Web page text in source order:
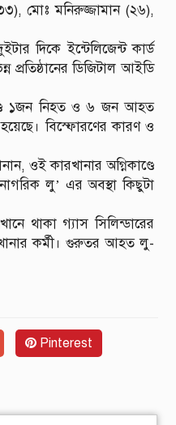
মোঃ মনিরুজ্জামান (২৬),
দিকে ইন্টেলিজেন্ট কার্ড
প্রতিষ্ঠানের ডিজিটাল আইডি
১জন নিহত ও ৬ জন আহত
বিস্ফোরণের কারণ ও
ওই কারখানার অগ্নিকাণ্ডে
লু’ এর অবস্থা কিছুটা
থাকা গ্যাস সিলিন্ডারের
কর্মী। গুরুতর আহত লু-
Pinterest